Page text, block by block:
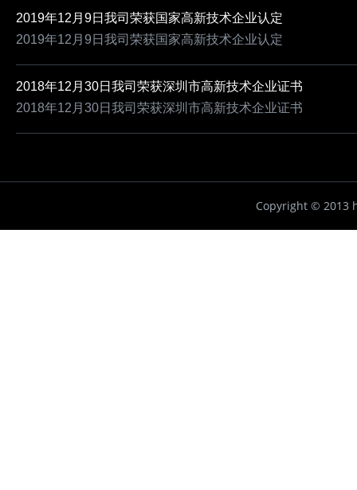
2019年12月9日我司荣获国家高新技术企业认定
2019年12月9日我司荣获国家高新技术企业认定
2018年12月30日我司荣获深圳市高新技术企业证书
2018年12月30日我司荣获深圳市高新技术企业证书
Copyright © 2013